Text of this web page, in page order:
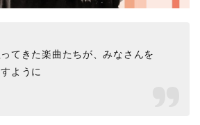
てきた楽曲たちが、みなさんを
ように